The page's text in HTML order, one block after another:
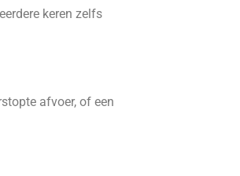
keren zelfs
afvoer, of een